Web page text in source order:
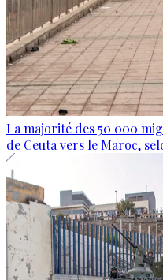
La majorité des 50 000
de Ceuta vers le Maroc,